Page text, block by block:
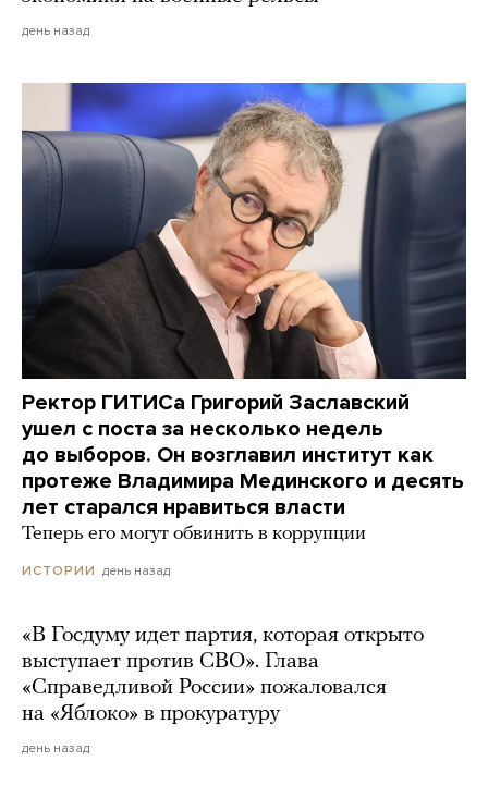
день назад
Ректор ГИТИСа Григорий Заславский
ушел с поста за несколько недель
до выборов. Он возглавил институт как
протеже Владимира Мединского и десять
лет старался нравиться власти
Теперь его могут обвинить в коррупции
ИСТОРИИ день назад
«В Госдуму идет партия, которая открыто
выступает против СВО». Глава
«Справедливой России» пожаловался
на «Яблоко» в прокуратуру
день назад